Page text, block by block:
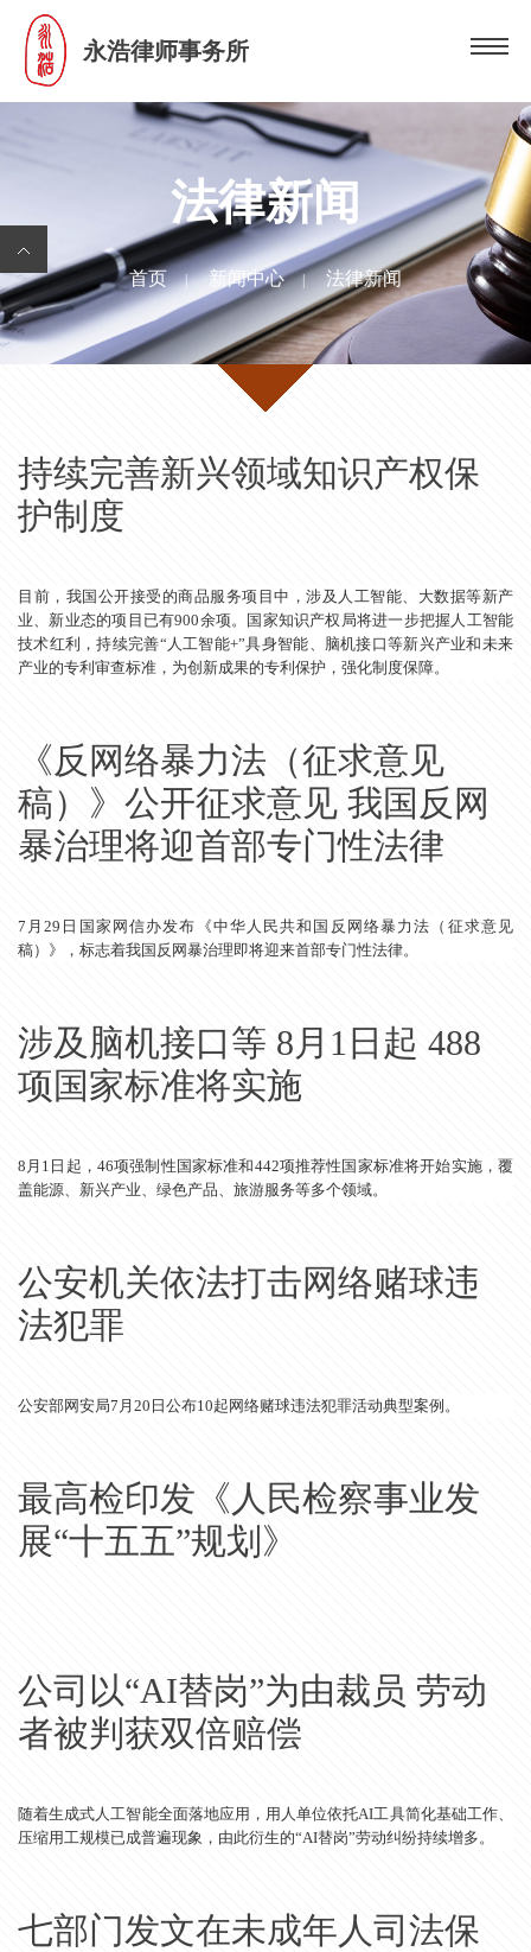
永浩律师事务所
法律新闻
首页 | 新闻中心 | 法律新闻
持续完善新兴领域知识产权保
护制度
目前，我国公开接受的商品服务项目中，涉及人工智能、大数据等新产
业、新业态的项目已有900余项。国家知识产权局将进一步把握人工智能
技术红利，持续完善“人工智能+”具身智能、脑机接口等新兴产业和未来
产业的专利审查标准，为创新成果的专利保护，强化制度保障。
《反网络暴力法（征求意见
稿）》公开征求意见 我国反网
暴治理将迎首部专门性法律
7月29日国家网信办发布《中华人民共和国反网络暴力法（征求意见
稿）》，标志着我国反网暴治理即将迎来首部专门性法律。
涉及脑机接口等 8月1日起 488
项国家标准将实施
8月1日起，46项强制性国家标准和442项推荐性国家标准将开始实施，覆
盖能源、新兴产业、绿色产品、旅游服务等多个领域。
公安机关依法打击网络赌球违
法犯罪
公安部网安局7月20日公布10起网络赌球违法犯罪活动典型案例。
最高检印发《人民检察事业发
展“十五五”规划》
公司以“AI替岗”为由裁员 劳动
者被判获双倍赔偿
随着生成式人工智能全面落地应用，用人单位依托AI工具简化基础工作、
压缩用工规模已成普遍现象，由此衍生的“AI替岗”劳动纠纷持续增多。
七部门发文在未成年人司法保